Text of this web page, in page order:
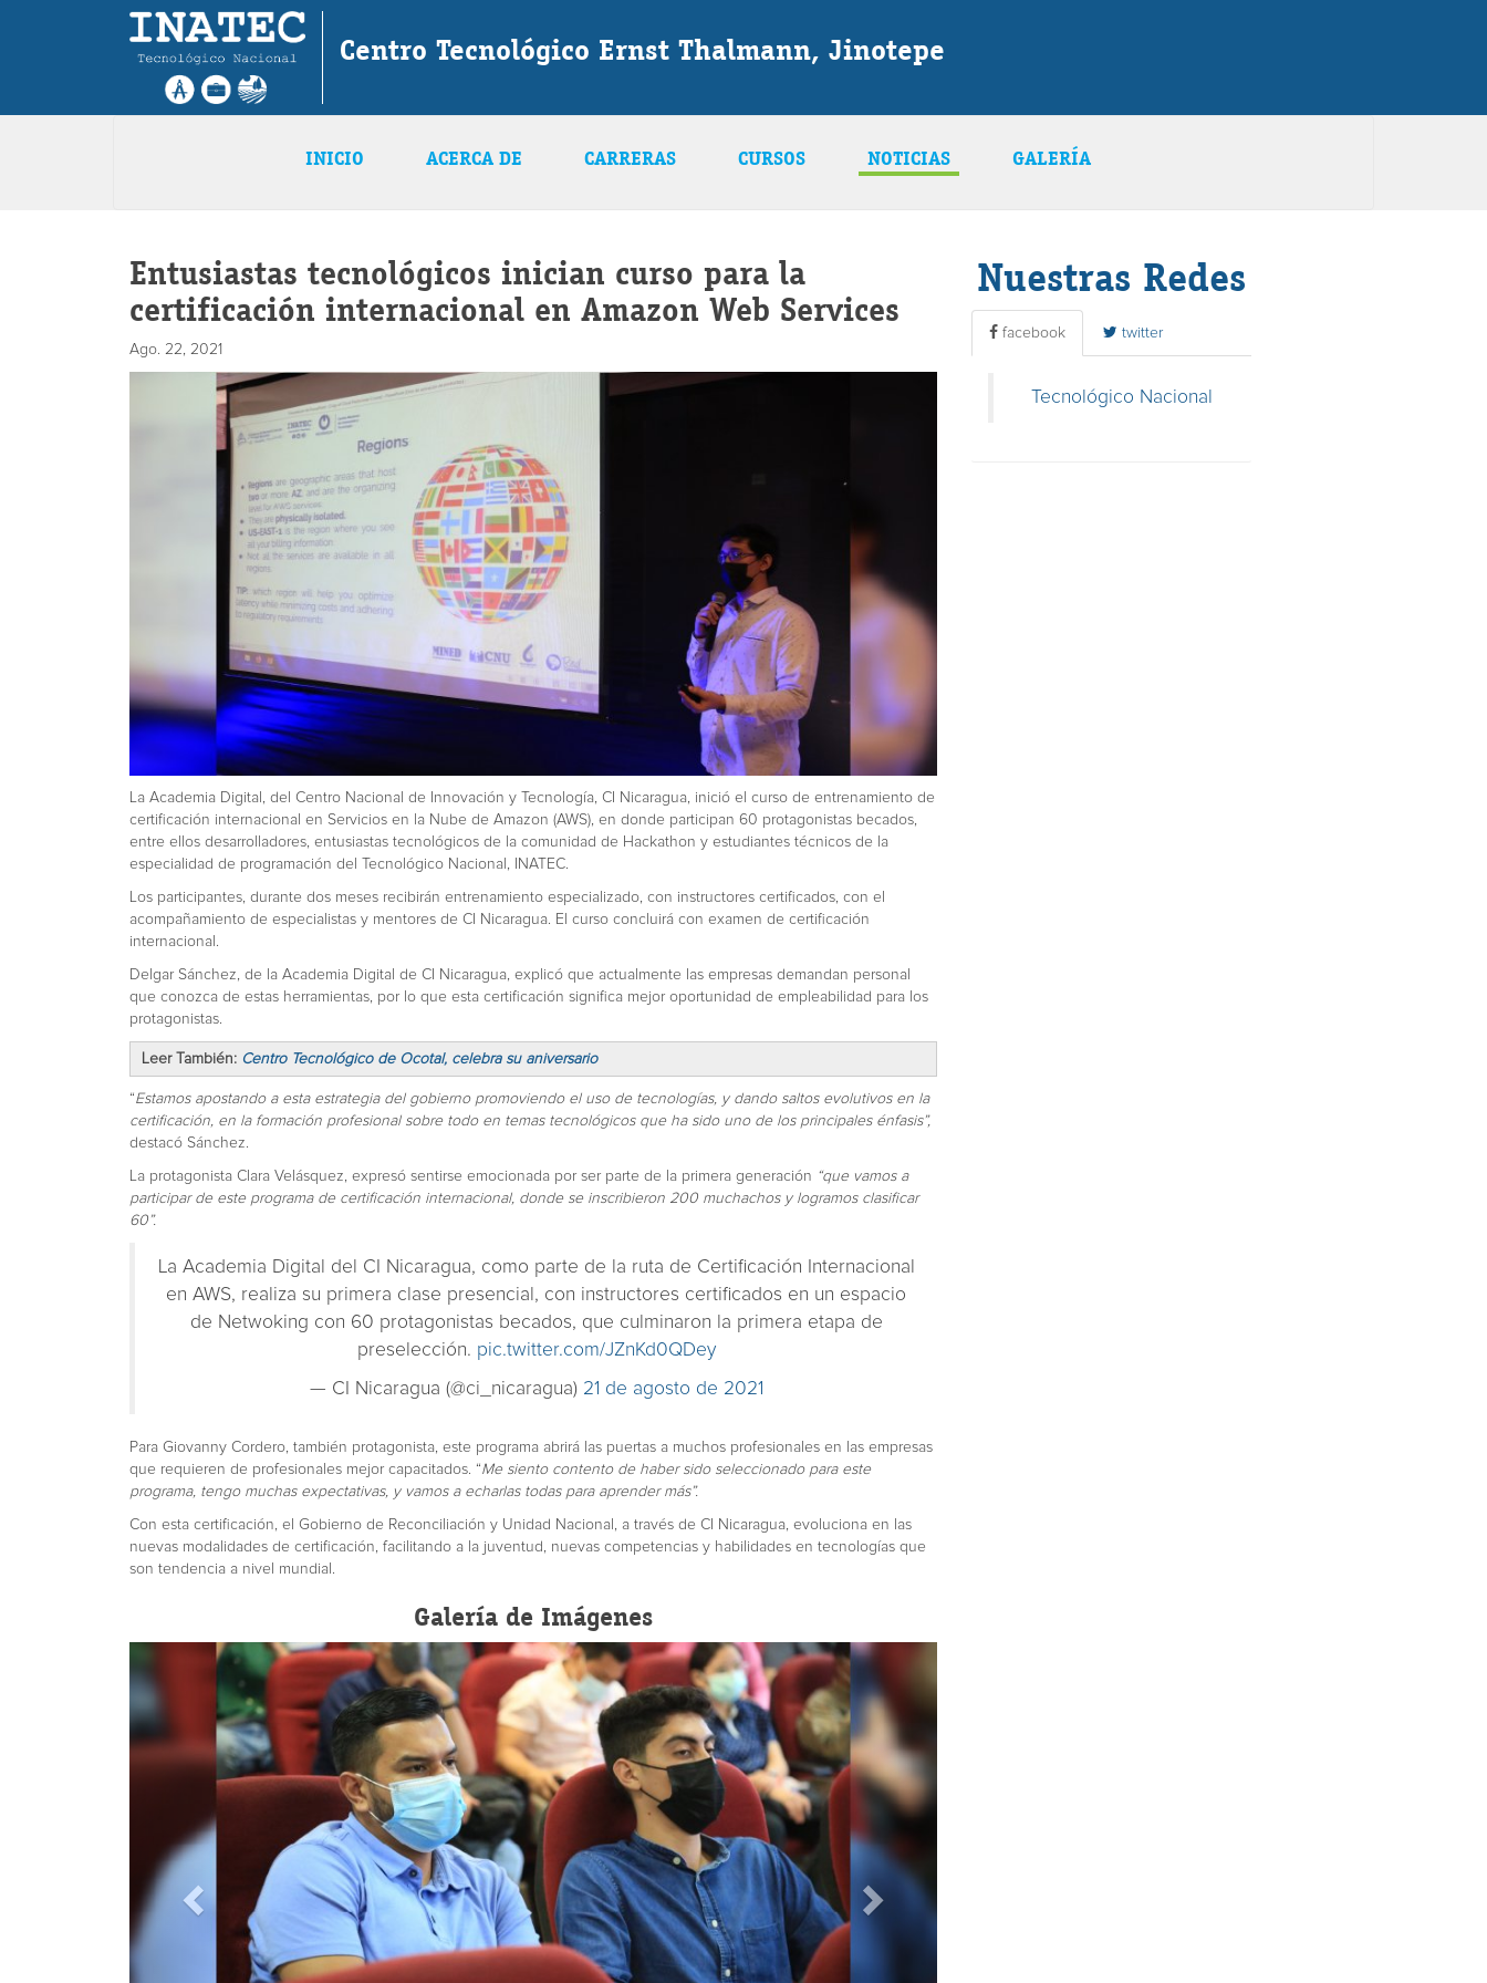
Centro Tecnológico Ernst Thalmann, Jinotepe
INICIO ACERCA DE CARRERAS CURSOS NOTICIAS GALERÍA
Entusiastas tecnológicos inician curso para la
certificación internacional en Amazon Web Services
Ago. 22, 2021
La Academia Digital, del Centro Nacional de Innovación y Tecnología, CI Nicaragua, inició el curso de entrenamiento de
certificación internacional en Servicios en la Nube de Amazon (AWS), en donde participan 60 protagonistas becados,
entre ellos desarrolladores, entusiastas tecnológicos de la comunidad de Hackathon y estudiantes técnicos de la
especialidad de programación del Tecnológico Nacional, INATEC.
Los participantes, durante dos meses recibirán entrenamiento especializado, con instructores certificados, con el
acompañamiento de especialistas y mentores de CI Nicaragua. El curso concluirá con examen de certificación
internacional.
Delgar Sánchez, de la Academia Digital de CI Nicaragua, explicó que actualmente las empresas demandan personal
que conozca de estas herramientas, por lo que esta certificación significa mejor oportunidad de empleabilidad para los
protagonistas.
Leer También: Centro Tecnológico de Ocotal, celebra su aniversario
“Estamos apostando a esta estrategia del gobierno promoviendo el uso de tecnologías, y dando saltos evolutivos en la
certificación, en la formación profesional sobre todo en temas tecnológicos que ha sido uno de los principales énfasis”,
destacó Sánchez.
La protagonista Clara Velásquez, expresó sentirse emocionada por ser parte de la primera generación “que vamos a
participar de este programa de certificación internacional, donde se inscribieron 200 muchachos y logramos clasificar
60”.
La Academia Digital del CI Nicaragua, como parte de la ruta de Certificación Internacional
en AWS, realiza su primera clase presencial, con instructores certificados en un espacio
de Netwoking con 60 protagonistas becados, que culminaron la primera etapa de
preselección. pic.twitter.com/JZnKd0QDey
— CI Nicaragua (@ci_nicaragua) 21 de agosto de 2021
Para Giovanny Cordero, también protagonista, este programa abrirá las puertas a muchos profesionales en las empresas
que requieren de profesionales mejor capacitados. “Me siento contento de haber sido seleccionado para este
programa, tengo muchas expectativas, y vamos a echarlas todas para aprender más”.
Con esta certificación, el Gobierno de Reconciliación y Unidad Nacional, a través de CI Nicaragua, evoluciona en las
nuevas modalidades de certificación, facilitando a la juventud, nuevas competencias y habilidades en tecnologías que
son tendencia a nivel mundial.
Galería de Imágenes
Nuestras Redes
facebook twitter
Tecnológico Nacional